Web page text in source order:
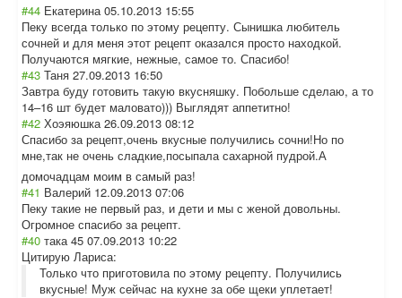
#44 Екатерина 05.10.2013 15:55
Пеку всегда только по этому рецепту. Сынишка любитель
сочней и для меня этот рецепт оказался просто находкой.
Получаются мягкие, нежные, самое то. Спасибо!
#43 Таня 27.09.2013 16:50
Завтра буду готовить такую вкусняшку. Побольше сделаю, а то
14–16 шт будет маловато))) Выглядят аппетитно!
#42 Хоэяюшка 26.09.2013 08:12
Спасибо за рецепт,очень вкусные получились сочни!Но по
мне,так не очень сладкие,посыпала сахарной пудрой.А
домочадцам моим в самый раз!
#41 Валерий 12.09.2013 07:06
Пеку такие не первый раз, и дети и мы с женой довольны.
Огромное спасибо за рецепт.
#40 така 45 07.09.2013 10:22
Цитирую Лариса:
Только что приготовила по этому рецепту. Получились
вкусные! Муж сейчас на кухне за обе щеки уплетает!